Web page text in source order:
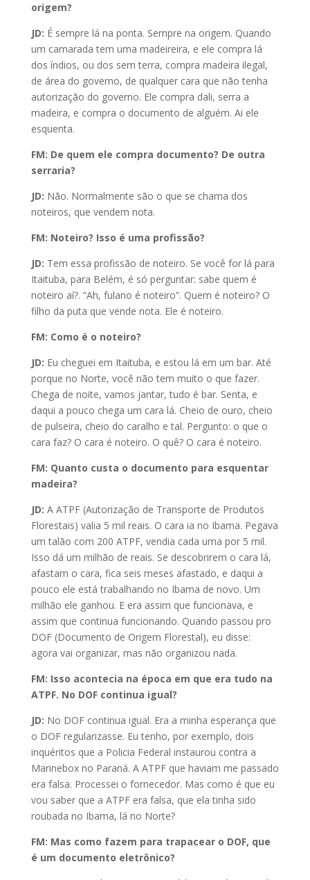
origem?
JD: É sempre lá na ponta. Sempre na origem. Quando
um camarada tem uma madeireira, e ele compra lá
dos índios, ou dos sem terra, compra madeira ilegal,
de área do governo, de qualquer cara que não tenha
autorização do governo. Ele compra dali, serra a
madeira, e compra o documento de alguém. Ai ele
esquenta.
FM: De quem ele compra documento? De outra
serraria?
JD: Não. Normalmente são o que se chama dos
noteiros, que vendem nota.
FM: Noteiro? Isso é uma profissão?
JD: Tem essa profissão de noteiro. Se você for lá para
Itaituba, para Belém, é só perguntar: sabe quem é
noteiro aí?. “Ah, fulano é noteiro”. Quem é noteiro? O
filho da puta que vende nota. Ele é noteiro.
FM: Como é o noteiro?
JD: Eu cheguei em Itaituba, e estou lá em um bar. Até
porque no Norte, você não tem muito o que fazer.
Chega de noite, vamos jantar, tudo é bar. Senta, e
daqui a pouco chega um cara lá. Cheio de ouro, cheio
de pulseira, cheio do caralho e tal. Pergunto: o que o
cara faz? O cara é noteiro. O quê? O cara é noteiro.
FM: Quanto custa o documento para esquentar
madeira?
JD: A ATPF (Autorização de Transporte de Produtos
Florestais) valia 5 mil reais. O cara ia no Ibama. Pegava
um talão com 200 ATPF, vendia cada uma por 5 mil.
Isso dá um milhão de reais. Se descobrirem o cara lá,
afastam o cara, fica seis meses afastado, e daqui a
pouco ele está trabalhando no Ibama de novo. Um
milhão ele ganhou. E era assim que funcionava, e
assim que continua funcionando. Quando passou pro
DOF (Documento de Origem Florestal), eu disse:
agora vai organizar, mas não organizou nada.
FM: Isso acontecia na época em que era tudo na
ATPF. No DOF continua igual?
JD: No DOF continua igual. Era a minha esperança que
o DOF regularizasse. Eu tenho, por exemplo, dois
inquéritos que a Policia Federal instaurou contra a
Marinebox no Paraná. A ATPF que haviam me passado
era falsa. Processei o fornecedor. Mas como é que eu
vou saber que a ATPF era falsa, que ela tinha sido
roubada no Ibama, lá no Norte?
FM: Mas como fazem para trapacear o DOF, que
é um documento eletrônico?